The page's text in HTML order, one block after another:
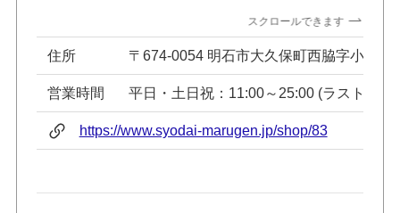
スクロールできます
住所 〒674-0054 明石市大久保町西脇字小藪
営業時間 平日・土日祝：11:00～25:00 (ラストオー
https://www.syodai-marugen.jp/shop/83